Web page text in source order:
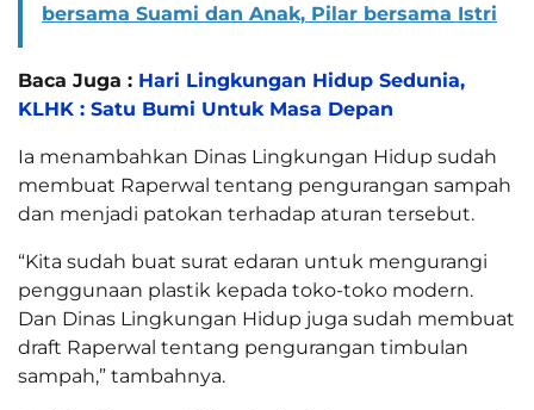
bersama Suami dan Anak, Pilar bersama Istri
Baca Juga : Hari Lingkungan Hidup Sedunia,
KLHK : Satu Bumi Untuk Masa Depan
Ia menambahkan Dinas Lingkungan Hidup sudah
membuat Raperwal tentang pengurangan sampah
dan menjadi patokan terhadap aturan tersebut.
“Kita sudah buat surat edaran untuk mengurangi
penggunaan plastik kepada toko-toko modern.
Dan Dinas Lingkungan Hidup juga sudah membuat
draft Raperwal tentang pengurangan timbulan
sampah,” tambahnya.